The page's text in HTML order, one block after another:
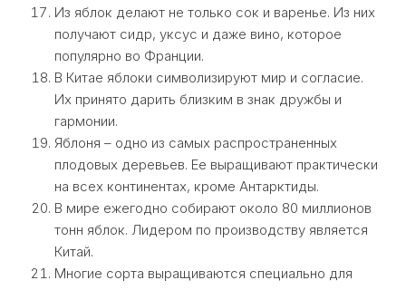
Из яблок делают не только сок и варенье. Из них
получают сидр, уксус и даже вино, которое
популярно во Франции.
В Китае яблоки символизируют мир и согласие.
Их принято дарить близким в знак дружбы и
гармонии.
Яблоня – одно из самых распространенных
плодовых деревьев. Ее выращивают практически
на всех континентах, кроме Антарктиды.
В мире ежегодно собирают около 80 миллионов
тонн яблок. Лидером по производству является
Китай.
Многие сорта выращиваются специально для